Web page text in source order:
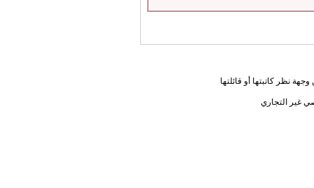
نظر كاتبتها أو قائلتها
غير التجاري